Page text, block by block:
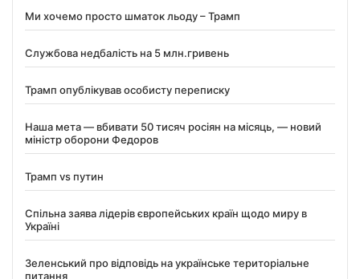
Ми хочемо просто шматок льоду – Трамп
Службова недбалість на 5 млн.гривень
Трамп опублікував особисту переписку
Наша мета — вбивати 50 тисяч росіян на місяць, — новий
міністр оборони Федоров
Трамп vs путин
Спільна заява лідерів європейських країн щодо миру в
Україні
Зеленський про відповідь на українське територіальне
питання